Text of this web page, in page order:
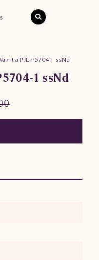
PJL.P5704-1 ssNd
1 ssNd